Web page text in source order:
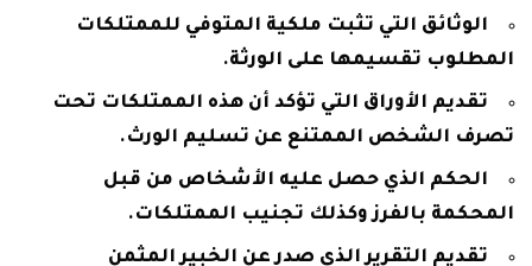
الوثائق التي تثبت ملكية المتوفي للممتلكات
المطلوب تقسيمها على الورثة.
تقديم الأوراق التي تؤكد أن هذه الممتلكات تحت
تصرف الشخص الممتنع عن تسليم الورث.
الحكم الذي حصل عليه الأشخاص من قبل
المحكمة بالفرز وكذلك تجنيب الممتلكات.
تقديم التقرير الذي صدر عن الخبير المثمن